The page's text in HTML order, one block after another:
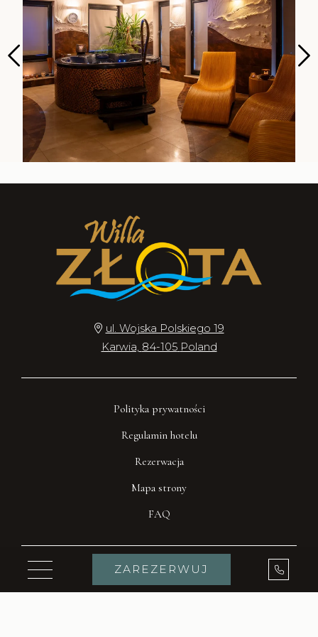
ul. Wojska Polskiego 19
Karwia, 84-105 Poland
Polityka prywatności
Regulamin hotelu
Rezerwacja
Mapa strony
FAQ
Skontaktuj się z nami
Toggle navigationZAREZERWUJ